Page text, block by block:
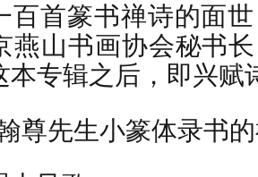
百首篆书禅诗的面
燕山书画协会秘书
本专辑之后，即兴赋
尊先生小篆体录书